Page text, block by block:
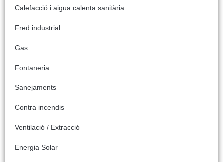
Calefacció i aigua calenta sanitària
Fred industrial
Gas
Fontaneria
Sanejaments
Contra incendis
Ventilació / Extracció
Energia Solar